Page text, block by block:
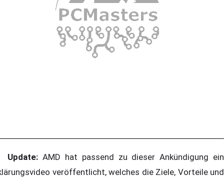
Update: AMD hat passend zu dieser Ankündigung ein
veröffentlicht, welches die Ziele, Vorteile und